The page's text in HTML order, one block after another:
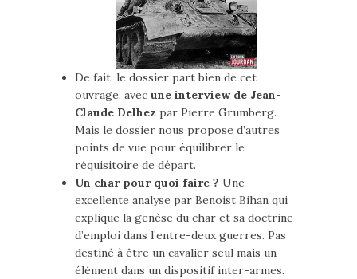
De fait, le dossier part bien de cet
ouvrage, avec une interview de Jean-
Claude Delhez par Pierre Grumberg.
Mais le dossier nous propose d’autres
points de vue pour équilibrer le
réquisitoire de départ.
Un char pour quoi faire ? Une
excellente analyse par Benoist Bihan qui
explique la genèse du char et sa doctrine
d’emploi dans l’entre-deux guerres. Pas
destiné à être un cavalier seul mais un
élément dans un dispositif inter-armes.